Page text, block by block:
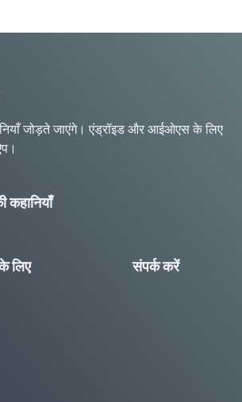
जोड़ते जाएंगे। एंड्रॉइड और आईओएस के लिए
कहानियाँ
लिए संपर्क करें